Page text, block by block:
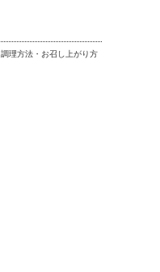
調理方法・お召し上がり方